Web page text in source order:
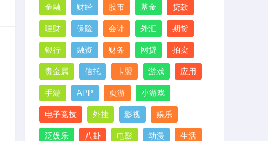
金融 财经 股市 基金 贷款
理财 保险 会计 外汇 期货
银行 融资 财务 网贷 拍卖
贵金属 信托 卡盟 游戏 应用
手游 APP 页游 小游戏
电子竞技 外挂 影视 娱乐
泛娱乐 八卦 电影 动漫 生活